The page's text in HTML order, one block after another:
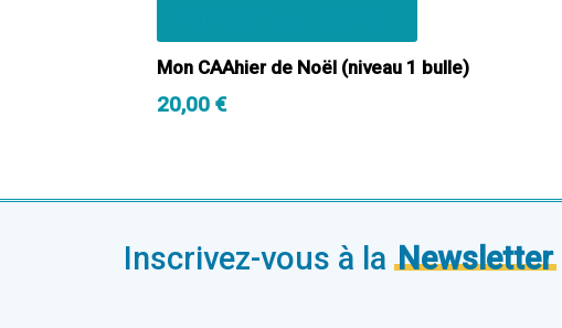
Mon CAAhier de Noël (niveau 1 bulle)
20,00€
Inscrivez-vous à la Newsletter